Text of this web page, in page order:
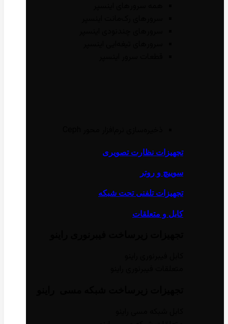
تجهیزات نظارت تصویری
سوییچ و روتر
تجهیزات تلفنی تحت شبکه
کابل و متعلقات